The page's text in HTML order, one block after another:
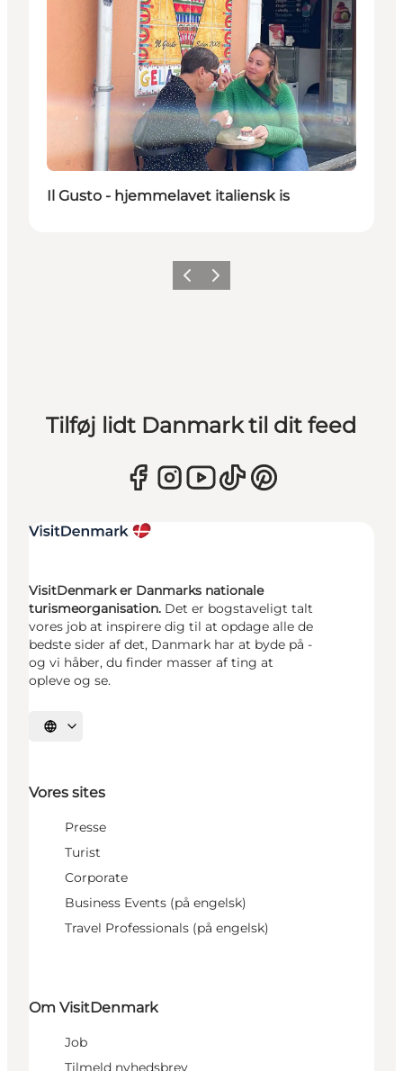
Il Gusto - hjemmelavet italiensk is
ForrigeNæste
Tilføj lidt Danmark til dit feed
VisitDenmark er Danmarks nationale
turismeorganisation. Det er bogstaveligt talt
vores job at inspirere dig til at opdage alle de
bedste sider af det, Danmark har at byde på -
og vi håber, du finder masser af ting at
opleve og se.
Vælg sprog
Vores sites
Presse
Turist
Corporate
Business Events (på engelsk)
Travel Professionals (på engelsk)
Om VisitDenmark
Job
Tilmeld nyhedsbrev